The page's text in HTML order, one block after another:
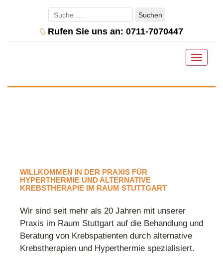
Suchen
nach:
Rufen Sie uns an: 0711-7070447
Toggle
WILLKOMMEN IN DER PRAXIS FÜR
HYPERTHERMIE UND ALTERNATIVE
KREBSTHERAPIE IM RAUM STUTTGART
Wir sind seit mehr als 20 Jahren mit unserer
Praxis im Raum Stuttgart auf die Behandlung und
Beratung von Krebspatienten durch alternative
Krebstherapien und Hyperthermie spezialisiert.